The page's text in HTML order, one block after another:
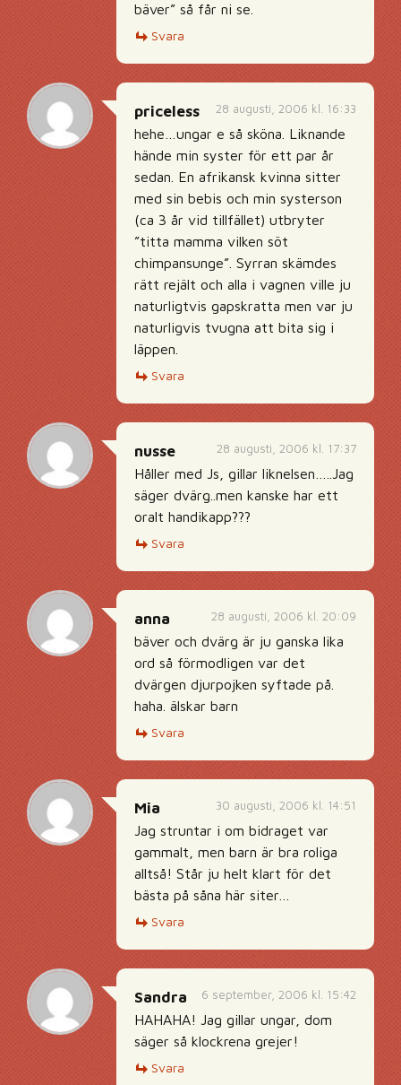
bäver” så får ni se.
Svara
28 augusti, 2006 kl. 16:33
priceless
hehe…ungar e så sköna. Liknande
hände min syster för ett par år
sedan. En afrikansk kvinna sitter
med sin bebis och min systerson
(ca 3 år vid tillfället) utbryter
”titta mamma vilken söt
chimpansunge”. Syrran skämdes
rätt rejält och alla i vagnen ville ju
naturligtvis gapskratta men var ju
naturligvis tvugna att bita sig i
läppen.
Svara
28 augusti, 2006 kl. 17:37
nusse
Håller med Js, gillar liknelsen…..Jag
säger dvärg..men kanske har ett
oralt handikapp???
Svara
28 augusti, 2006 kl. 20:09
anna
bäver och dvärg är ju ganska lika
ord så förmodligen var det
dvärgen djurpojken syftade på.
haha. älskar barn
Svara
30 augusti, 2006 kl. 14:51
Mia
Jag struntar i om bidraget var
gammalt, men barn är bra roliga
alltså! Står ju helt klart för det
bästa på såna här siter…
Svara
6 september, 2006 kl. 15:42
Sandra
HAHAHA! Jag gillar ungar, dom
säger så klockrena grejer!
Svara